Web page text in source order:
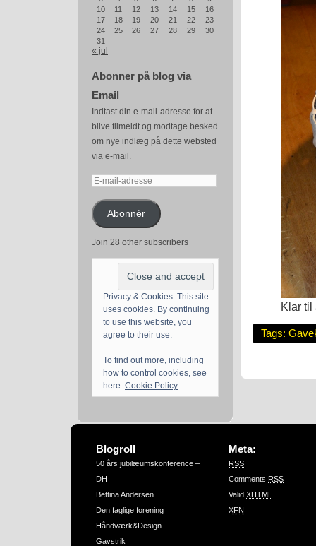
10
11 12 13 14 15
16
17
18 19 20 21 22
23
24
25 26 27 28 29
30
31
« jul
Abonner på blog via
Email
Indtast din e-mail-adresse for at
blive tilmeldt og modtage besked
om nye indlæg på dette websted
via e-mail.
E-
adresseAbonnér
Join 28 other subscribers
Privacy & Cookies: This site
uses cookies. By continuing
to use this website, you
agree to their use.
To find out more, including
how to control cookies, see
here: Cookie Policy
Klar til
Tags:
Blogroll
50 års jubilæumskonference –
DH
Bettina Andersen
Den faglige forening
Håndværk&Design
Gavstrik
Meta:
RSS
Comments RSS
Valid XHTML
XFN